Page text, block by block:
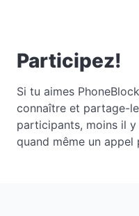
Participez!
Si tu aimes
connaître et partage-
participants, moins il
quand même un appel